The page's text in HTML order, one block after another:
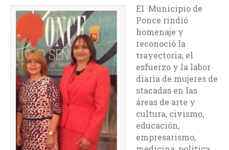
El Municipio de
Ponce rindió
homenaje y
reconoció la
trayectoria, el
esfuerzo y la labor
diaria de mujeres de
stacadas en las
áreas de arte y
cultura, civismo,
educación,
empresarismo,